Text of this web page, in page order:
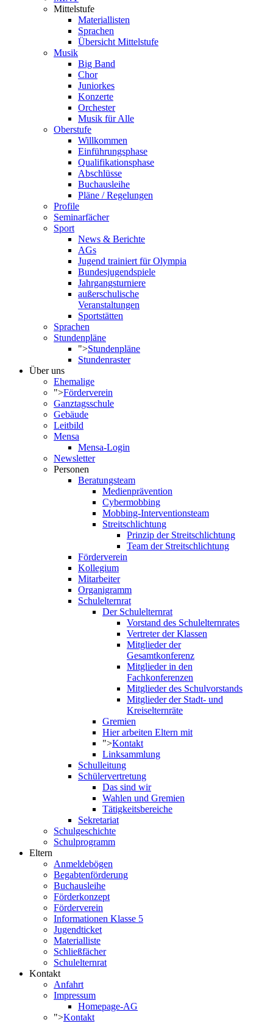
Mittelstufe
Materiallisten
Sprachen
Übersicht Mittelstufe
Musik
Big Band
Chor
Juniorkes
Konzerte
Orchester
Musik für Alle
Oberstufe
Willkommen
Einführungsphase
Qualifikationsphase
Abschlüsse
Buchausleihe
Pläne / Regelungen
Profile
Seminarfächer
Sport
News & Berichte
AGs
Jugend trainiert für Olympia
Bundesjugendspiele
Jahrgangsturniere
außerschulische
Veranstaltungen
Sportstätten
Sprachen
Stundenpläne
">Stundenpläne
Stundenraster
Über uns
Ehemalige
">Förderverein
Ganztagsschule
Gebäude
Leitbild
Mensa
Mensa-Login
Newsletter
Personen
Beratungsteam
Medienprävention
Cybermobbing
Mobbing-Interventionsteam
Streitschlichtung
Prinzip der Streitschlichtung
Team der Streitschlichtung
Förderverein
Kollegium
Mitarbeiter
Organigramm
Schulelternrat
Der Schulelternrat
Vorstand des Schulelternrates
Vertreter der Klassen
Mitglieder der
Gesamtkonferenz
Mitglieder in den
Fachkonferenzen
Mitglieder des Schulvorstands
Mitglieder der Stadt- und
Kreiselternräte
Gremien
Hier arbeiten Eltern mit
">Kontakt
Linksammlung
Schulleitung
Schülervertretung
Das sind wir
Wahlen und Gremien
Tätigkeitsbereiche
Sekretariat
Schulgeschichte
Schulprogramm
Eltern
Anmeldebögen
Begabtenförderung
Buchausleihe
Förderkonzept
Förderverein
Informationen Klasse 5
Jugendticket
Materialliste
Schließfächer
Schulelternrat
Kontakt
Anfahrt
Impressum
Homepage-AG
">Kontakt